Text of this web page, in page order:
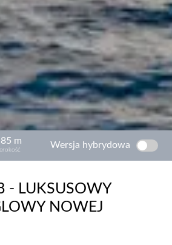
m Wersja hybrydowa
HYBRYDOWA
- LUKSUSOWY
NOWEJ